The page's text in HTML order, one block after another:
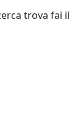
trova fai il